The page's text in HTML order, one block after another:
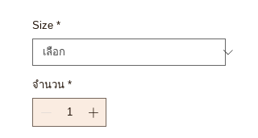
Size *
จำนวน *